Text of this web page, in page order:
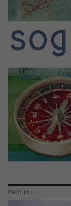
PARTNERS